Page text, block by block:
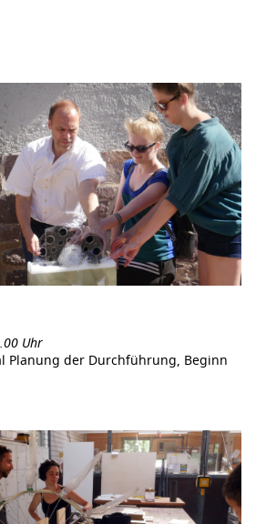
Uhr
Planung der Durchführung, Beginn